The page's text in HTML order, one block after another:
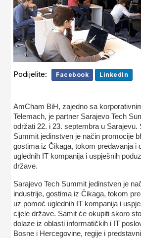
Podijelite: Facebook LinkedIn
AmCham BiH, zajedno sa
Telemach, je partner Sarajevo Tech
održati 22. i 23. septembra u Sarajevu.
Summit jedinstven je način promocije
gostima iz Čikaga, tokom predavanja i
uglednih IT kompanija i uspješnih
države.
Sarajevo Tech Summit jedinstven je
industrije, gostima iz Čikaga, tokom
uz pomoć uglednih IT kompanija i
cijele države. Samit će okupiti skoro
dolaze iz oblasti informatičkih i IT
Bosne i Hercegovine, regije i